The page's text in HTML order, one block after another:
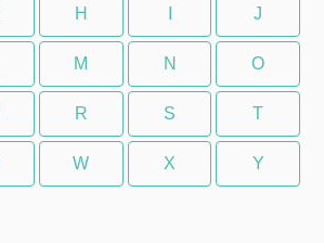
H J
M N O
R S T
W X Y